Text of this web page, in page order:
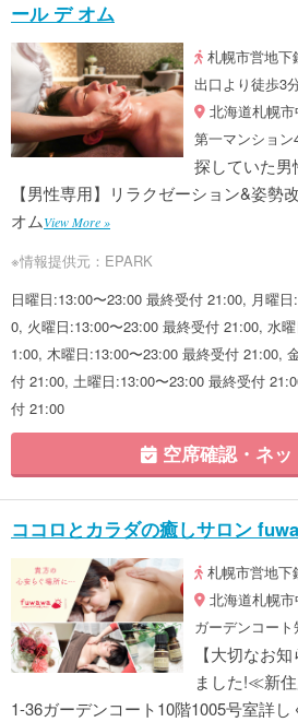
ール デ オム
札幌市営地下
出口より徒歩3
北海道札幌
第一マンション
探していた
【男性専用】リラクゼーション&姿勢
オムView More »
※情報提供元：EPARK
日曜日:13:00〜23:00 最終受付 21:00, 月曜
0, 火曜日:13:00〜23:00 最終受付 21:00, 水
1:00, 木曜日:13:00〜23:00 最終受付 21:00,
付 21:00, 土曜日:13:00〜23:00 最終受付
付 21:00
空席確認・ネ
ココロとカラダの癒しサロン
札幌市営地下
北海道札幌
ガーデンコー
【大切なお
ました!≪新
1-36ガーデンコート10階1005号室詳